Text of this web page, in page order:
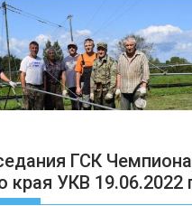
ГСК
края УКВ 19.06.2022